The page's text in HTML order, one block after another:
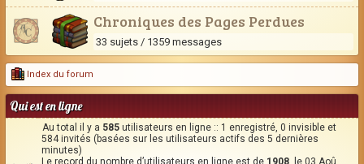
Chroniques des Pages Perdues
33 sujets / 1359 messages
Index du forum
Qui est en ligne
Au total il y a 585 utilisateurs en ligne :: 1 enregistré, 0 invisible et
584 invités (basées sur les utilisateurs actifs des 5 dernières
minutes)
Le record du nombre d’utilisateurs en ligne est de 1908 , le 03 Aoû